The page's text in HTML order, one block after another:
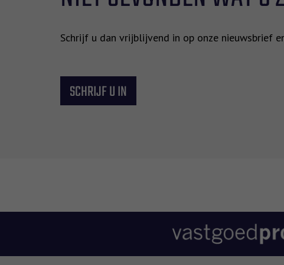
Schrijf u dan vrijblijvend in op onze nieuwsbrief
SCHRIJF U IN